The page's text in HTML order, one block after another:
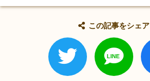
この記事をシェア